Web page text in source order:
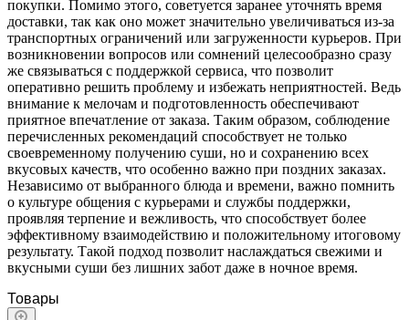
покупки. Помимо этого, советуется заранее уточнять время
доставки, так как оно может значительно увеличиваться из-за
транспортных ограничений или загруженности курьеров. При
возникновении вопросов или сомнений целесообразно сразу
же связываться с поддержкой сервиса, что позволит
оперативно решить проблему и избежать неприятностей. Ведь
внимание к мелочам и подготовленность обеспечивают
приятное впечатление от заказа. Таким образом, соблюдение
перечисленных рекомендаций способствует не только
своевременному получению суши, но и сохранению всех
вкусовых качеств, что особенно важно при поздних заказах.
Независимо от выбранного блюда и времени, важно помнить
о культуре общения с курьерами и службы поддержки,
проявляя терпение и вежливость, что способствует более
эффективному взаимодействию и положительному итоговому
результату. Такой подход позволит наслаждаться свежими и
вкусными суши без лишних забот даже в ночное время.
Товары